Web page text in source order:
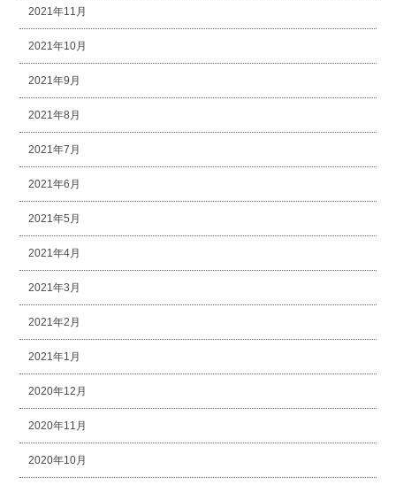
2021年11月
2021年10月
2021年9月
2021年8月
2021年7月
2021年6月
2021年5月
2021年4月
2021年3月
2021年2月
2021年1月
2020年12月
2020年11月
2020年10月